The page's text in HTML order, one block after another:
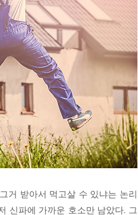
거 받아서 먹고살 수 있냐는 논리
신파에 가까운 호소만 남았다. 그